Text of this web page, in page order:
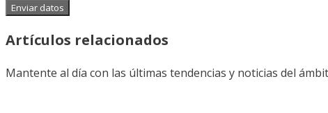
Enviar datos
Artículos relacionados
Mantente al día con las últimas tendencias y noticias del